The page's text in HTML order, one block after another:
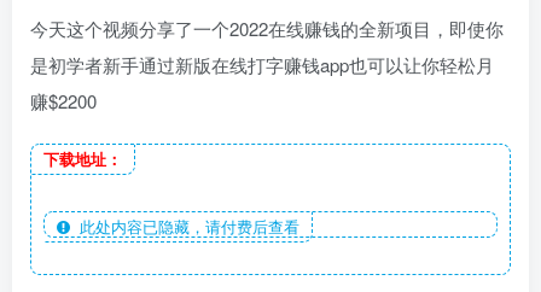
今天这个视频分享了一个2022在线赚钱的全新项目，即使你
是初学者新手通过新版在线打字赚钱app也可以让你轻松月
赚$2200
下载地址：
此处内容已隐藏，请付费后查看